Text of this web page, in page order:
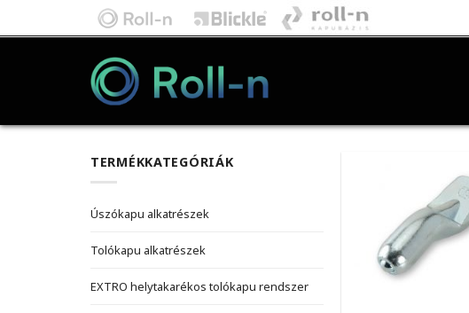
TERMÉKKATEGÓRIÁK
Úszókapu alkatrészek
Tolókapu alkatrészek
EXTRO helytakarékos tolókapu rendszer